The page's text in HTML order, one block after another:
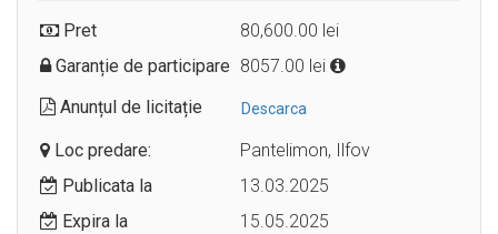
Pret
80,600.00 lei
Garanție de participare 8057.00 lei
Anunțul de licitație
Descarca
Loc predare:
Pantelimon, Ilfov
Publicata la
13.03.2025
Expira la
15.05.2025